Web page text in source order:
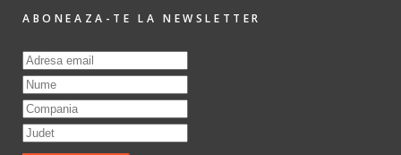
ABONEAZA-TE LA NEWSLETTER